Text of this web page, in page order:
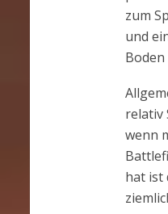
zum
und
relativ
wenn
hat ist